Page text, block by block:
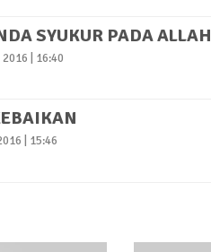
SYUKUR PADA ALLAH
| 16:40
| 15:46